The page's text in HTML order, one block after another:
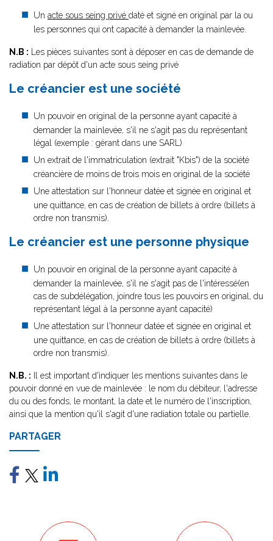
Un acte sous seing privé daté et signé en original par la ou
les personnes qui ont capacité à demander la mainlevée.
N.B : Les pièces suivantes sont à déposer en cas de demande de
radiation par dépôt d'un acte sous seing privé
Le créancier est une société
Un pouvoir en original de la personne ayant capacité à
demander la mainlevée, s'il ne s'agit pas du représentant
légal (exemple : gérant dans une SARL)
Un extrait de l'immatriculation (extrait "Kbis") de la société
créancière de moins de trois mois en original de la société
Une attestation sur l'honneur datée et signée en original et
une quittance, en cas de création de billets à ordre (billets à
ordre non transmis).
Le créancier est une personne physique
Un pouvoir en original de la personne ayant capacité à
demander la mainlevée, s'il ne s'agit pas de l'intéressé(en
cas de subdélégation, joindre tous les pouvoirs en original, du
représentant légal à la personne ayant capacité)
Une attestation sur l'honneur datée et signée en original et
une quittance, en cas de création de billets à ordre (billets à
ordre non transmis).
N.B. : Il est important d'indiquer les mentions suivantes dans le
pouvoir donné en vue de mainlevée : le nom du débiteur, l'adresse
du ou des fonds, le montant, la date et le numéro de l'inscription,
ainsi que la mention qu'il s'agit d'une radiation totale ou partielle.
PARTAGER